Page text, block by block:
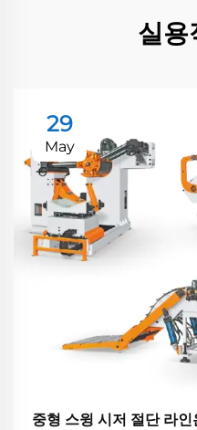
실용
29
May
중형 스윙 시저 절단 라